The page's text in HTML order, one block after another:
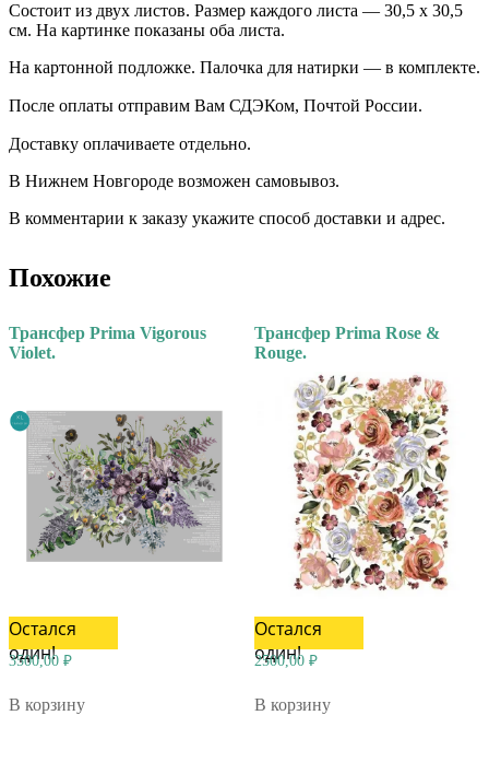
Состоит из двух листов. Размер каждого листа — 30,5 х 30,5
см. На картинке показаны оба листа.
На картонной подложке. Палочка для натирки — в комплекте.
После оплаты отправим Вам СДЭКом, Почтой России. ⠀⠀
Доставку оплачиваете отдельно. ⠀⠀ ⠀⠀
В Нижнем Новгороде возможен самовывоз.
В комментарии к заказу укажите способ доставки и адрес.
Похожие
Трансфер Prima Vigorous
Violet.
Остался
один!
3500,00 ₽
В корзину
Трансфер Prima Rose &
Rouge.
Остался
один!
2500,00 ₽
В корзину